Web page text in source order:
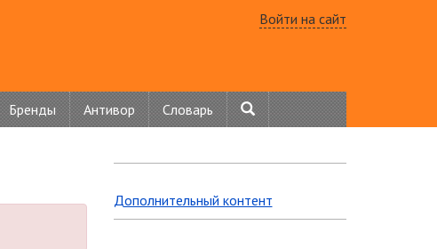
Войти на сайт
Бренды Антивор Словарь
Дополнительный контент